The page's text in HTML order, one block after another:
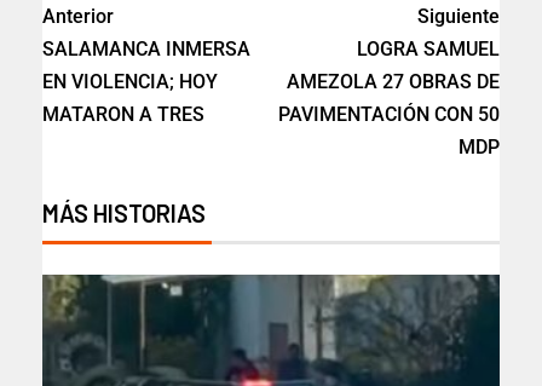
Anterior
SALAMANCA INMERSA
EN VIOLENCIA; HOY
MATARON A TRES
Siguiente
LOGRA SAMUEL
AMEZOLA 27 OBRAS DE
PAVIMENTACIÓN CON 50
MDP
MÁS HISTORIAS